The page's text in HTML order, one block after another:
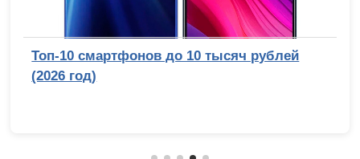
Топ-10 смартфонов до 10 тысяч рублей
(2026 год)